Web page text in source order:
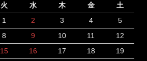
火 水 木 金
土
1
2 3 4
5
8 9 10 11
12
15 16 17 18
19